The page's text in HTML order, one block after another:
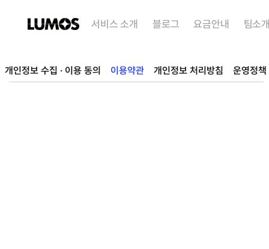
서비스 소개 블로그 요금안내 팀소
개인정보 수집 · 이용 동의 이용약관 개인정보 처리방침 운영정책